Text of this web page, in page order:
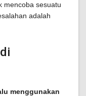
mencoba sesuatu
adalah
menggunakan